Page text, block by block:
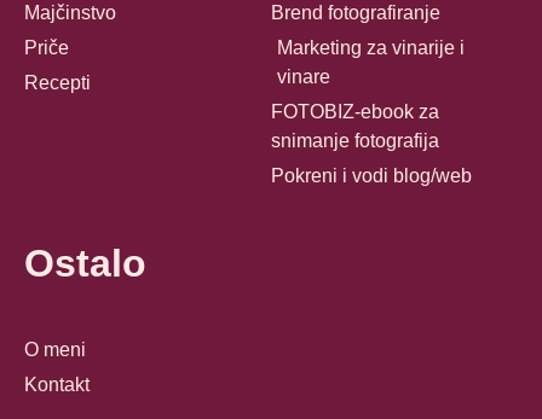
Majčinstvo
Priče
Recepti
Brend fotografiranje
Marketing za vinarije i
vinare
FOTOBIZ-ebook za
snimanje fotografija
Pokreni i vodi blog/web
Ostalo
O meni
Kontakt